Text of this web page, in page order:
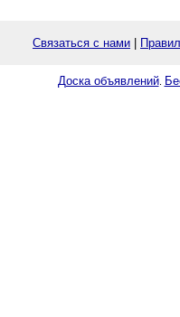
Связаться с нами
Доска объявлений.